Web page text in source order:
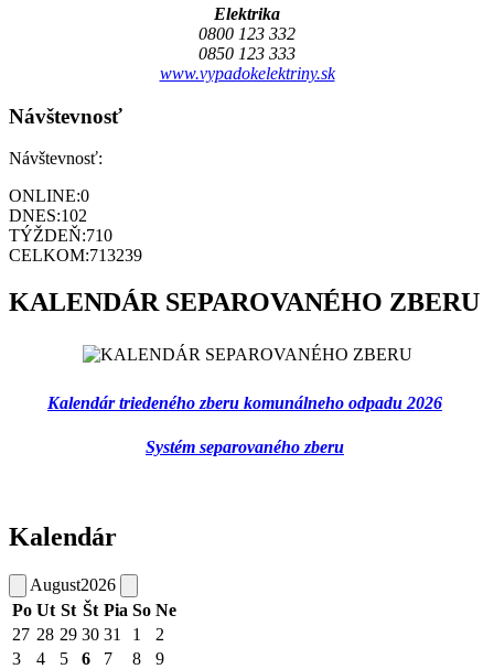
Elektrika
0800 123 332
0850 123 333
www.vypadokelektriny.sk
Návštevnosť
Návštevnosť:
ONLINE:0
DNES:102
TÝŽDEŇ:710
CELKOM:713239
KALENDÁR SEPAROVANÉHO ZBERU
Kalendár triedeného zberu komunálneho odpadu 2026
Systém separovaného zberu
Kalendár
August2026
Po Ut St Št Pia So Ne
27 28 29 30 31 1
2
3
4 5 6 7 8
9